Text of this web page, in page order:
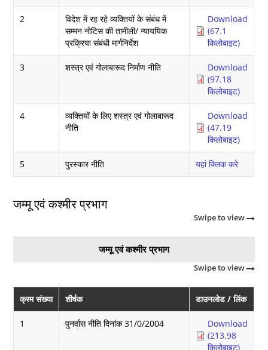
2
विदेश में रह रहे व्यक्तियों के संबंध में
सम्मन नोटिस की तामीली/ न्याययिक
प्रक्रिया संबंधी मार्गनिर्देश
Download
(67.1
किलोबाइट)
3 शस्त्र एवं गोलाबारूद निर्माण नीति
Download
(97.18
किलोबाइट)
4
व्यक्तियों के लिए शस्त्र एवं गोलाबारूद
नीति
Download
(47.19
किलोबाइट)
5 पुरस्कार नीति यहां क्लिक करे
जम्मू एवं कश्मीर प्रभाग
Swipe to view
जम्मू एवं कश्मीर प्रभाग
Swipe to view
क्रम संख्या शीर्षक डाउनलोड / लिंक
1 पुनर्वास नीति दिनांक 31/0/2004
Download
(213.98
किलोबाइट)